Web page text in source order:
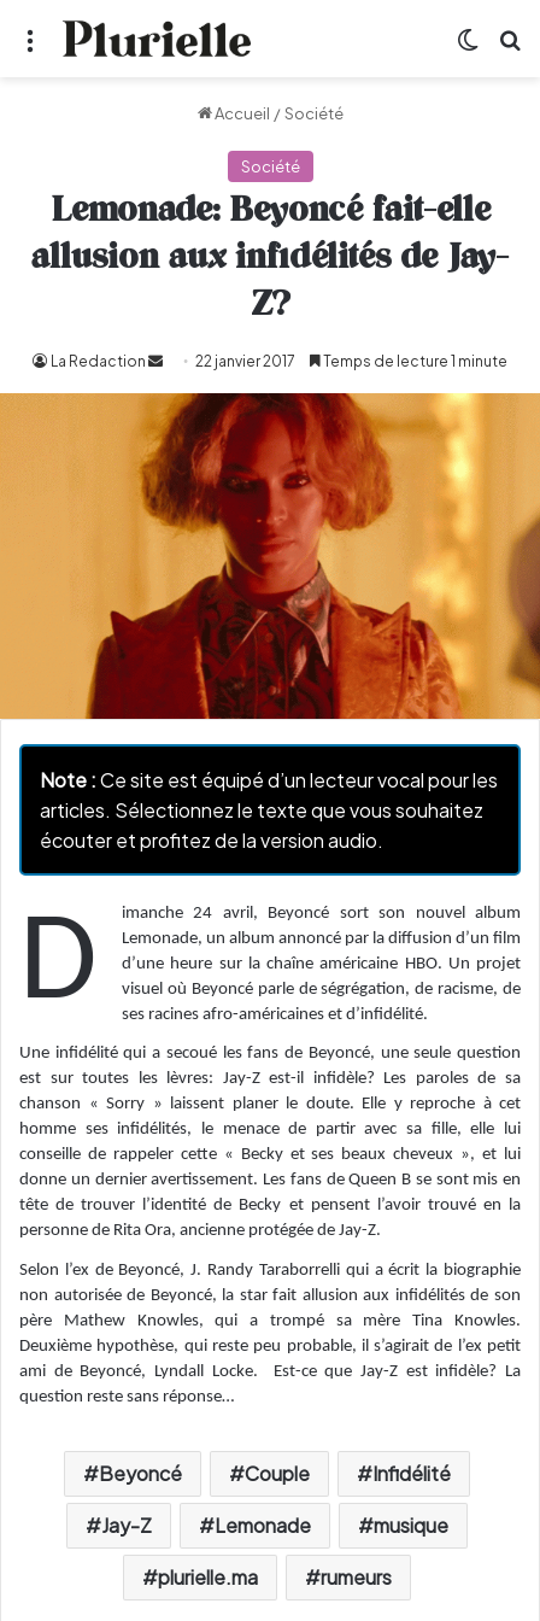
Menu
Accueil / Société
Société
Lemonade: Beyoncé fait-elle
allusion aux infidélités de Jay-
Z?
La Redaction
Envoyer
un
courriel
22 janvier 2017 Temps de lecture 1 minute
Note :Ce site est équipé d’un lecteur vocal pour les
articles. Sélectionnez le texte que vous souhaitez
écouter et profitez de la version audio.
Dimanche 24 avril, Beyoncé sort son nouvel album
Lemonade, un album annoncé par la diffusion d’un film
d’une heure sur la chaîne américaine HBO. Un projet
visuel où Beyoncé parle de ségrégation, de racisme, de
ses racines afro-américaines et d’infidélité.
Une infidélité qui a secoué les fans de Beyoncé, une seule question
est sur toutes les lèvres: Jay-Z est-il infidèle? Les paroles de sa
chanson « Sorry » laissent planer le doute. Elle y reproche à cet
homme ses infidélités, le menace de partir avec sa fille, elle lui
conseille de rappeler cette « Becky et ses beaux cheveux », et lui
donne un dernier avertissement. Les fans de Queen B se sont mis en
tête de trouver l’identité de Becky et pensent l’avoir trouvé en la
personne de Rita Ora, ancienne protégée de Jay-Z.
Selon l’ex de Beyoncé, J. Randy Taraborrelli qui a écrit la biographie
non autorisée de Beyoncé, la star fait allusion aux infidélités de son
père Mathew Knowles, qui a trompé sa mère Tina Knowles.
Deuxième hypothèse, qui reste peu probable, il s’agirait de l’ex petit
ami de Beyoncé, Lyndall Locke. Est-ce que Jay-Z est infidèle? La
question reste sans réponse…
Beyoncé Couple Infidélité
Jay-Z Lemonade musique
plurielle.ma rumeurs